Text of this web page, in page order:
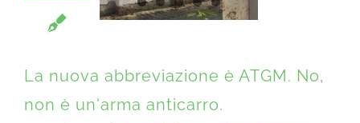
La nuova abbreviazione è ATGM. No,
non è un'arma anticarro.